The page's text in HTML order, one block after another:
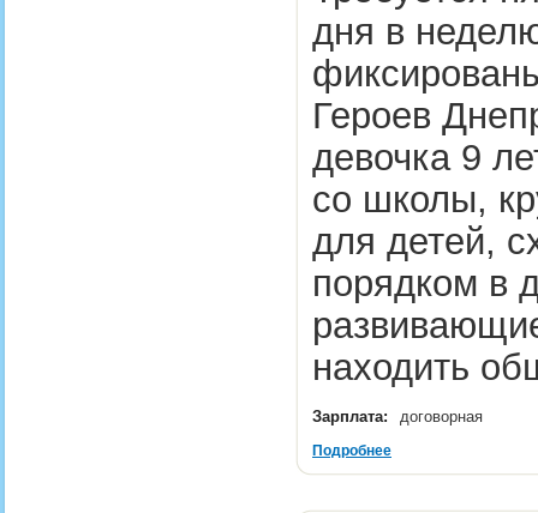
дня в
Героев
девочка 9
со школы,
для детей,
порядком в
находить
Зарплата: договорная
Подробнее